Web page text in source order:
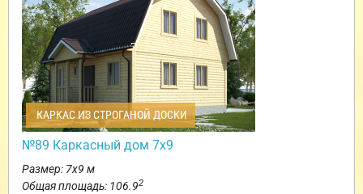
КАРКАС ИЗ СТРОГАНОЙ ДОСКИ
№89 Каркасный дом 7х9
Размер: 7х9 м
Общая площадь: 106.92